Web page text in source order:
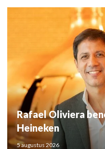
Rafael Oliviera
Heineken
5 augustus 2026